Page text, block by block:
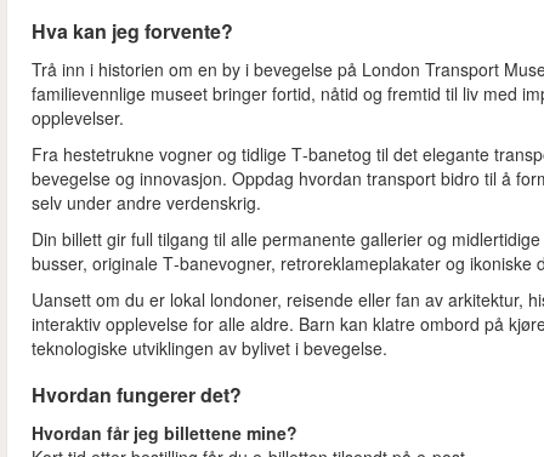
Hva kan jeg forvente?
Trå inn i historien om en by i bevegelse på London Transport
familievennlige museet bringer fortid, nåtid og fremtid til liv med
opplevelser.
Fra hestetrukne vogner og tidlige T‑banetog til det elegante
bevegelse og innovasjon. Oppdag hvordan transport bidro til å
selv under andre verdenskrig.
Din billett gir full tilgang til alle permanente gallerier og
busser, originale T‑banevogner, retroreklameplakater og
Uansett om du er lokal londoner, reisende eller fan av arkitektur,
interaktiv opplevelse for alle aldre. Barn kan klatre ombord på
teknologiske utviklingen av bylivet i bevegelse.
Hvordan fungerer det?
Hvordan får jeg billettene mine?